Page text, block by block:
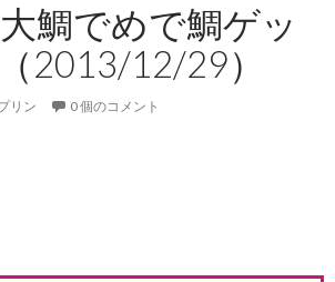
鯛でめで鯛ゲッ
2013/12/29）
リン 0 個のコメント